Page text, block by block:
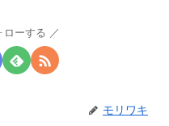
ローする
モリワキ